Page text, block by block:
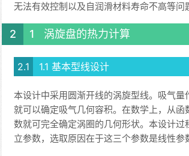
无法有效控制以及自润滑材料寿命不高等问
1 涡旋盘的热力计算
1.1 基本型线设计
本设计中采用圆渐开线的涡旋型线。吸气量
就可以确定吸气几何容积。在数学上，从
数就可完全确定涡圈的几何形状。本设计
立参数，选取原因在于这三个参数是线性